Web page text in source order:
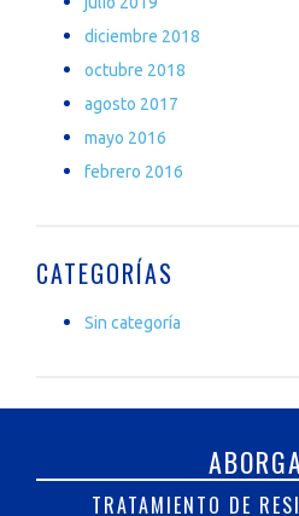
diciembre 2018
octubre 2018
agosto 2017
mayo 2016
febrero 2016
CATEGORÍAS
Sin categoría
TRATAMIENTO DE